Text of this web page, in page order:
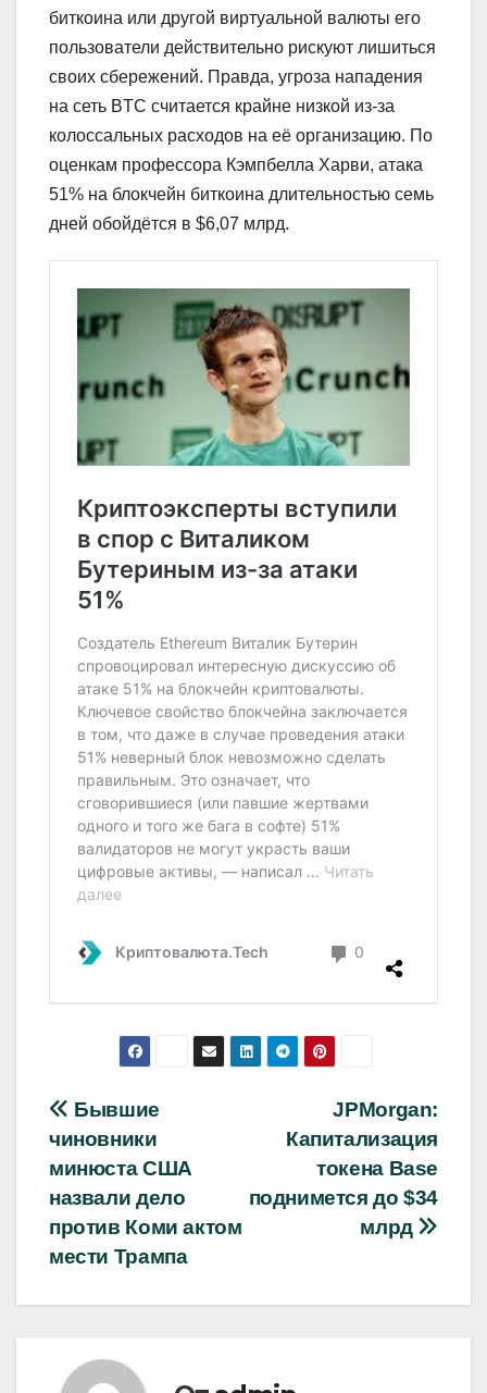
биткоина или другой виртуальной валюты его
пользователи действительно рискуют лишиться
своих сбережений. Правда, угроза нападения
на сеть BTC считается крайне низкой из-за
колоссальных расходов на её организацию. По
оценкам профессора Кэмпбелла Харви, атака
51% на блокчейн биткоина длительностью семь
дней обойдётся в $6,07 млрд.
Навигация
по
записям
JPMorgan:
Капитализация
токена Base
поднимется до $34
млрд
Бывшие
чиновники
минюста США
назвали дело
против Коми актом
мести Трампа